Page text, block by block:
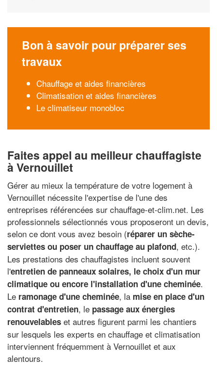
Bon à savoir pour préparer ses
travaux
Chauffage et aides financières
Climatisation et aides financières
Le climatiseur monobloc
Faites appel au meilleur chauffagiste
à Vernouillet
Gérer au mieux la température de votre logement à
Vernouillet nécessite l'expertise de l'une des
entreprises référencées sur chauffage-et-clim.net. Les
professionnels sélectionnés vous proposeront un devis,
selon ce dont vous avez besoin (réparer un sèche-
serviettes ou poser un chauffage au plafond, etc.).
Les prestations des chauffagistes incluent souvent
l'entretien de panneaux solaires, le choix d'un mur
climatique ou encore l'installation d'une cheminée.
Le ramonage d'une cheminée, la mise en place d'un
contrat d'entretien, le passage aux énergies
renouvelables et autres figurent parmi les chantiers
sur lesquels les experts en chauffage et climatisation
interviennent fréquemment à Vernouillet et aux
alentours.